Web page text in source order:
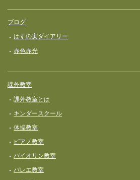
ブログ
はすの実ダイアリー
赤色赤光
課外教室
課外教室とは
キンダースクール
体操教室
ピアノ教室
バイオリン教室
バレエ教室